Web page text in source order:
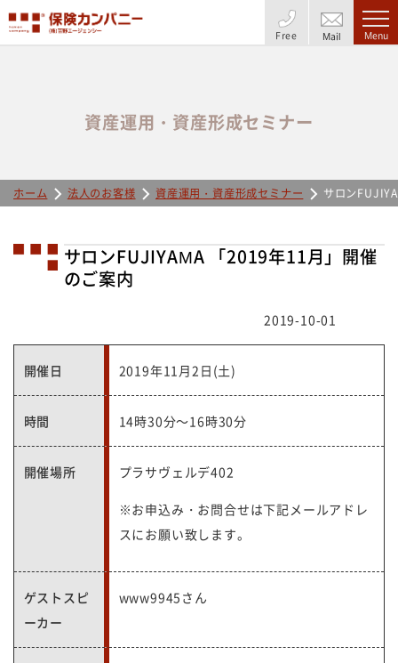
Free Mail Menu
資産運用・資産形成セミナー
ホーム 法人のお客様 資産運用・資産形成セミナー サロン
サロンFUJIYAMA 「2019年11月」開催
のご案内
2019-10-01
開催日 2019年11月2日(土)
時間 14時30分～16時30分
開催場所 プラサヴェルデ402
※お申込み・お問合せは下記メールアドレ
スにお願い致します。
ゲストスピ
ーカー
www9945さん